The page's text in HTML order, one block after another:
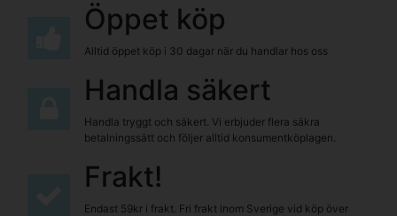
Öppet köp
Alltid öppet köp i 30 dagar när du handlar hos oss
Handla säkert
Handla tryggt och säkert. Vi erbjuder flera säkra
betalningssätt och följer alltid konsumentköplagen.
Frakt!
Endast 59kr i frakt. Fri frakt inom Sverige vid köp över